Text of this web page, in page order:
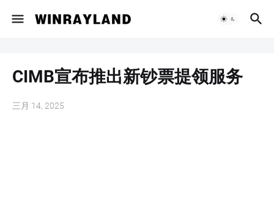
CIMB宣布推出新钞票提领服务
三月 14, 2025